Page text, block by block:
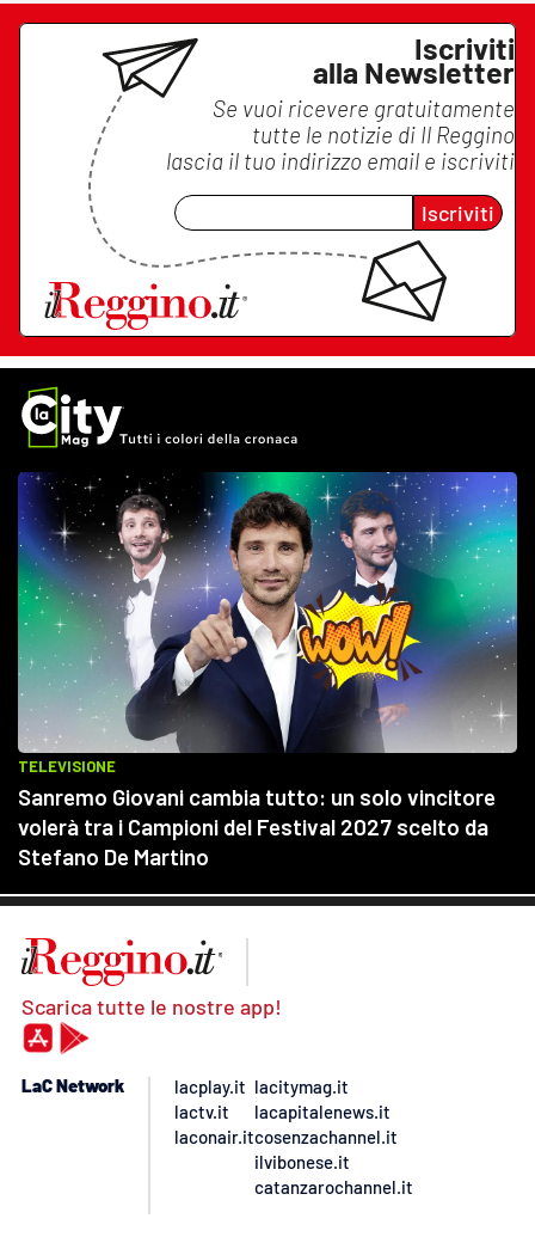
Iscriviti
alla Newsletter
Se vuoi ricevere gratuitamente
tutte le notizie di Il Reggino
lascia il tuo indirizzo email e iscriviti
Iscriviti
Scarica tutte le nostre app!
LaC Network
lacplay.it
lactv.it
laconair.it
lacitymag.it
lacapitalenews.it
cosenzachannel.it
ilvibonese.it
catanzarochannel.it